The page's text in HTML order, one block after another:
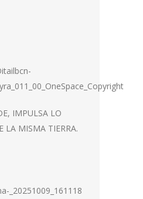
IMPULSA LO
LA MISMA TIERRA.